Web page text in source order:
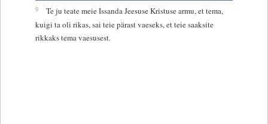
9
Te ju teate meie Issanda Jeesuse Kristuse armu, et tema,
kuigi ta oli rikas, sai teie pärast vaeseks, et teie saaksite
rikkaks tema vaesusest.